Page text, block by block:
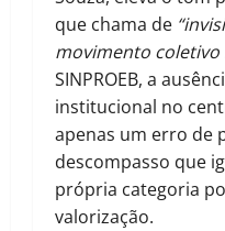
que chama de
movimento coletivo
SINPROEB, a
institucional no
apenas um erro de
descompasso que
própria categoria
valorização.